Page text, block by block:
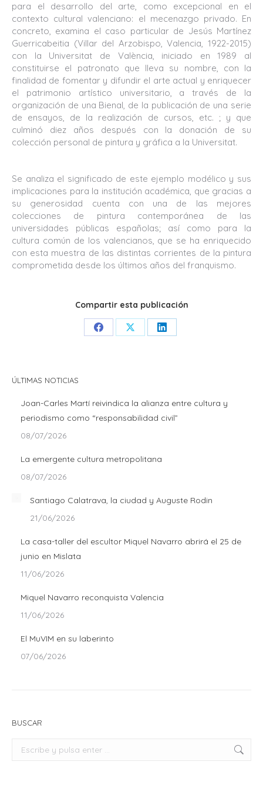
para el desarrollo del arte, como excepcional en el
contexto cultural valenciano: el mecenazgo privado. En
concreto, examina el caso particular de Jesús Martínez
Guerricabeitia (Villar del Arzobispo, Valencia, 1922-2015)
con la Universitat de València, iniciado en 1989 al
constituirse el patronato que lleva su nombre, con la
finalidad de fomentar y difundir el arte actual y enriquecer
el patrimonio artístico universitario, a través de la
organización de una Bienal, de la publicación de una serie
de ensayos, de la realización de cursos, etc. ; y que
culminó diez años después con la donación de su
colección personal de pintura y gráfica a la Universitat.
Se analiza el significado de este ejemplo modélico y sus
implicaciones para la institución académica, que gracias a
su generosidad cuenta con una de las mejores
colecciones de pintura contemporánea de las
universidades públicas españolas; así como para la
cultura común de los valencianos, que se ha enriquecido
con esta muestra de las distintas corrientes de la pintura
comprometida desde los últimos años del franquismo.
Compartir esta publicación
Share Share Share
ÚLTIMAS NOTICIAS
Joan-Carles Martí reivindica la alianza entre cultura y
periodismo como “responsabilidad civil”
08/07/2026
La emergente cultura metropolitana
08/07/2026
Santiago Calatrava, la ciudad y Auguste Rodin
21/06/2026
La casa-taller del escultor Miquel Navarro abrirá el 25 de
junio en Mislata
11/06/2026
Miquel Navarro reconquista Valencia
11/06/2026
El MuVIM en su laberinto
07/06/2026
BUSCAR
Buscar: